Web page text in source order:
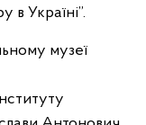
в Україні”.
музеї